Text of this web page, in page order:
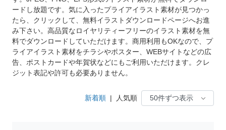
ードし放題です。気に入ったプライアイラスト素材が見つかっ
たら、クリックして、無料イラストダウンロードページへお進
み下さい。高品質なロイヤリティーフリーのイラスト素材を無
料でダウンロードしていただけます。商用利用もOKなので、プ
ライアイラスト素材をチラシやポスター、WEBサイトなどの広
告、ポストカードや年賀状などにもご利用いただけます。クレ
ジット表記や許可も必要ありません。
新着順 | 人気順